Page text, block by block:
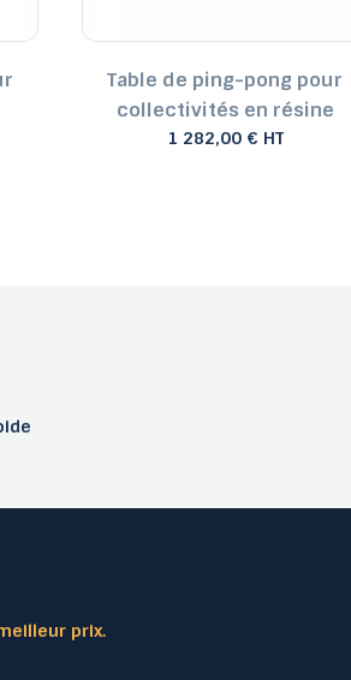
Table de ping-pong pour
collectivités en résine
1 282,00 € HT
prix.